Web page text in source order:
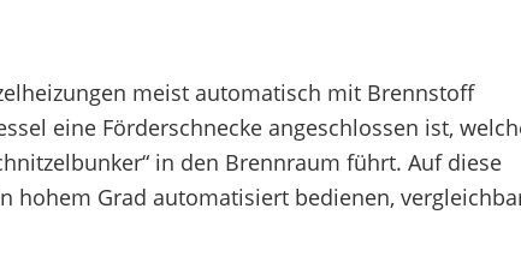
meist automatisch mit Brennstoff
eine Förderschnecke angeschlossen ist,
in den Brennraum führt. Auf diese
hohem Grad automatisiert bedienen,